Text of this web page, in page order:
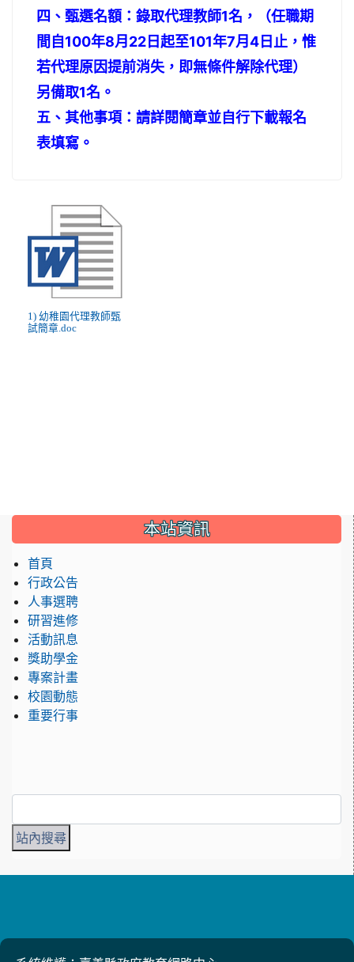
四、甄選名額：錄取代理教師1名，（任職期
間自100年8月22日起至101年7月4日止，惟
若代理原因提前消失，即無條件解除代理）
另備取1名。
五、其他事項：請詳閱簡章並自行下載報名
表填寫。
1) 幼稚園代理教師甄
試簡章.doc
::: 本站資訊
首頁
行政公告
人事選聘
研習進修
活動訊息
獎助學金
專案計畫
校園動態
重要行事